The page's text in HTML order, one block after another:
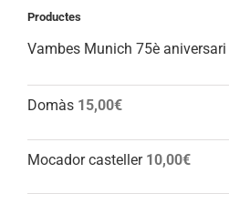
Productes
Vambes Munich 75è aniversari
Domàs 15,00€
Mocador casteller 10,00€